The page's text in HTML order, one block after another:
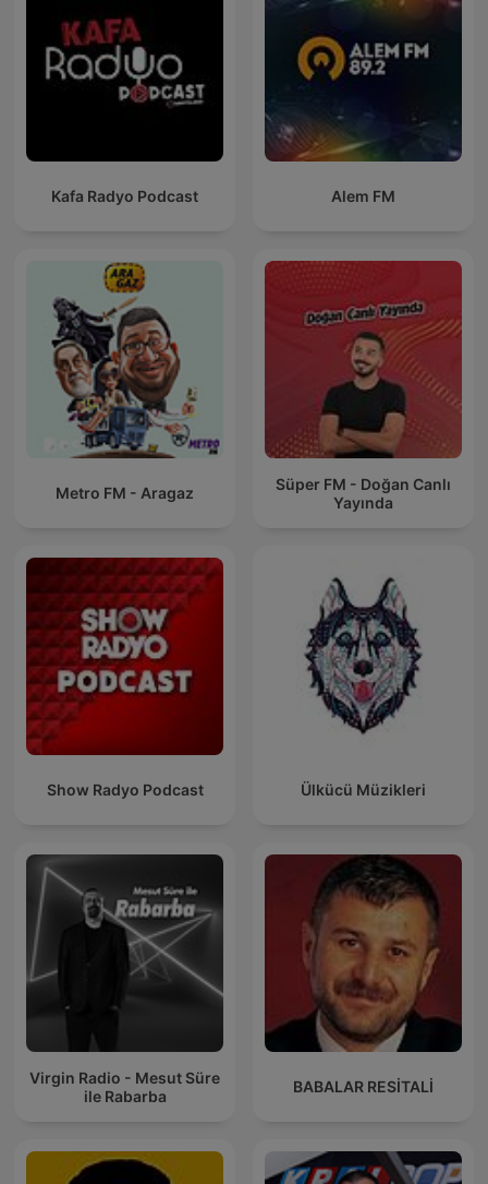
Kafa Radyo Podcast Alem FM
Metro FM - Aragaz
Süper FM - Doğan Canlı
Yayında
Show Radyo Podcast Ülkücü Müzikleri
Virgin Radio - Mesut Süre
ile Rabarba
BABALAR RESİTALİ